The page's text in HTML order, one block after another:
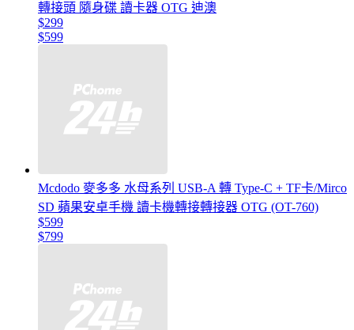
轉接頭 隨身碟 讀卡器 OTG 迪澳
$299
$599
Mcdodo 麥多多 水母系列 USB-A 轉 Type-C + TF卡/Mirco
SD 蘋果安卓手機 讀卡機轉接轉接器 OTG (OT-760)
$599
$799